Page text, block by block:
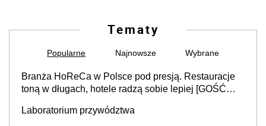
Tematy
Popularne Najnowsze Wybrane
Branża HoReCa w Polsce pod presją. Restauracje
toną w długach, hotele radzą sobie lepiej [GOŚĆ
Laboratorium przywództwa